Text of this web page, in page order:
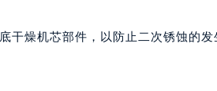
干燥机芯部件，以防止二次锈蚀的